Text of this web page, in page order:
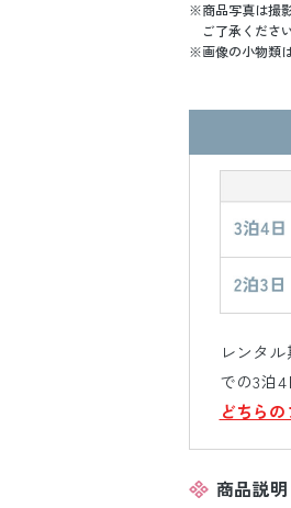
商品写真は撮
ご了承ください
画像の小物類
レンタ
での3泊
どちら
商品説明